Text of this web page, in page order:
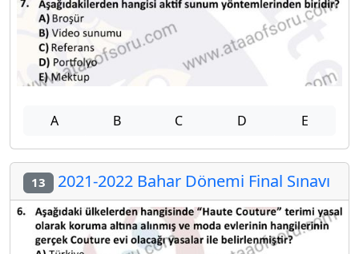
A B C D E
13 2021-2022 Bahar Dönemi Final Sınavı